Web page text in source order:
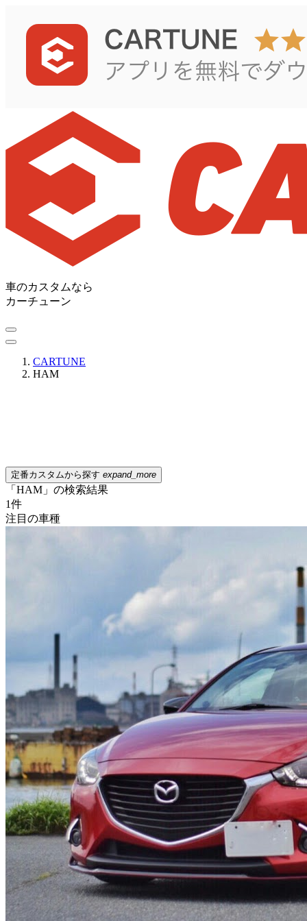
車のカスタムなら
カーチューン
CARTUNE
HAM
定番カスタムから探す expand_more
「HAM」の検索結果
1件
注目の車種